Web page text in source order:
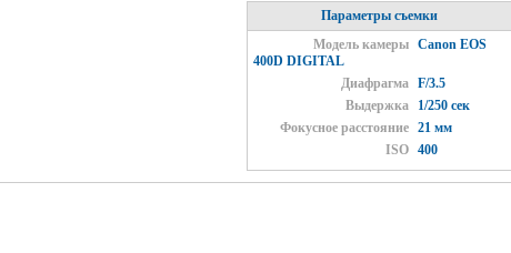
Параметры съемки
Модель камеры
Canon EOS
400D DIGITAL
Диафрагма
F/3.5
Выдержка
1/250 сек
Фокусное расстояние
21 мм
ISO
400